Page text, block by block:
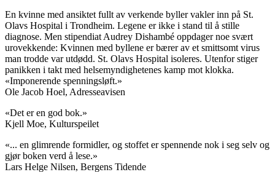
En kvinne med ansiktet fullt av verkende byller vakler inn på St.
Olavs Hospital i Trondheim. Legene er ikke i stand til å stille
diagnose. Men stipendiat Audrey Dishambé oppdager noe svært
urovekkende: Kvinnen med byllene er bærer av et smittsomt virus
man trodde var utdødd. St. Olavs Hospital isoleres. Utenfor stiger
panikken i takt med helsemyndighetenes kamp mot klokka.
«Imponerende spenningsløft.»
Ole Jacob Hoel, Adresseavisen
«Det er en god bok.»
Kjell Moe, Kulturspeilet
«... en glimrende formidler, og stoffet er spennende nok i seg selv og
gjør boken verd å lese.»
Lars Helge Nilsen, Bergens Tidende